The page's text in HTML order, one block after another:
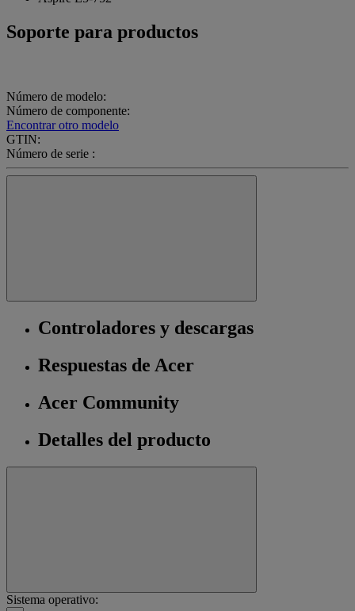
Soporte para productos
Número de modelo:
Número de componente:
Encontrar otro modelo
GTIN:
Número de serie :
Controladores y descargas
Respuestas de Acer
Acer Community
Detalles del producto
Sistema operativo: